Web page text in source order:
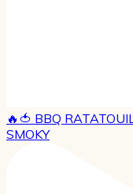
🔥🍅 BBQ
SMOKY